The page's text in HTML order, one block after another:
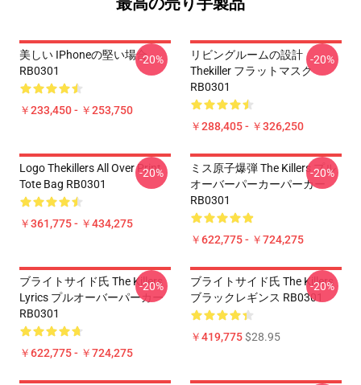
美しい IPhoneの堅い場合
RB0301
￥233,450 - ￥253,750
-20%
リビングルームの設計
Thekiller フラットマスク
RB0301
￥288,405 - ￥326,250
-20%
Logo Thekillers All Over Print
Tote Bag RB0301
￥361,775 - ￥434,275
-20%
ミス原子爆弾 The Killers プル
オーバーパーカーパーカー
RB0301
￥622,775 - ￥724,275
-20%
ブライトサイド氏 The Killers
Lyrics プルオーバーパーカー
RB0301
￥622,775 - ￥724,275
-20%
ブライトサイド氏 The Killers
ブラックレギンス RB0301
￥419,775$28.95
-20%